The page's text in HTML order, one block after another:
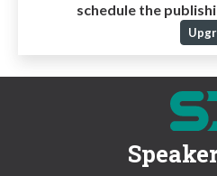
schedule the